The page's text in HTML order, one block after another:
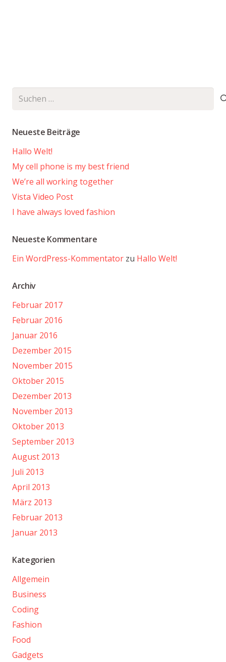
Suchen
Neueste Beiträge
Hallo Welt!
My cell phone is my best friend
We’re all working together
Vista Video Post
I have always loved fashion
Neueste Kommentare
Ein WordPress-Kommentator zu Hallo Welt!
Archiv
Februar 2017
Februar 2016
Januar 2016
Dezember 2015
November 2015
Oktober 2015
Dezember 2013
November 2013
Oktober 2013
September 2013
August 2013
Juli 2013
April 2013
März 2013
Februar 2013
Januar 2013
Kategorien
Allgemein
Business
Coding
Fashion
Food
Gadgets